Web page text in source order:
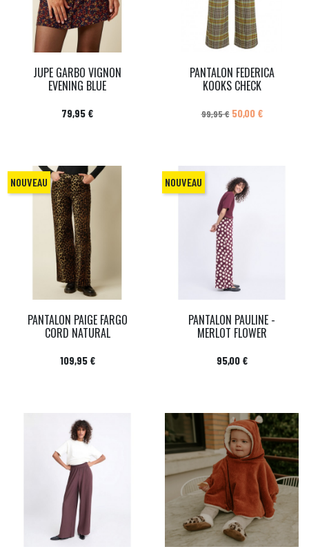
JUPE GARBO VIGNON
EVENING BLUE
Prix
79,95 €
PANTALON FEDERICA
KOOKS CHECK
Prix de base
99,95 € Prix
50,00 €
PANTALON PAIGE FARGO
CORD NATURAL
Prix
109,95 €
NOUVEAU
PANTALON PAULINE -
MERLOT FLOWER
Prix
95,00 €
NOUVEAU